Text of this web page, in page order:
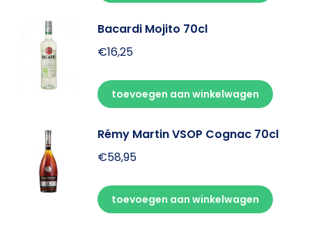
Bacardi Mojito 70cl
€16,25
toevoegen aan winkelwagen
Rémy Martin VSOP Cognac 70cl
€58,95
toevoegen aan winkelwagen